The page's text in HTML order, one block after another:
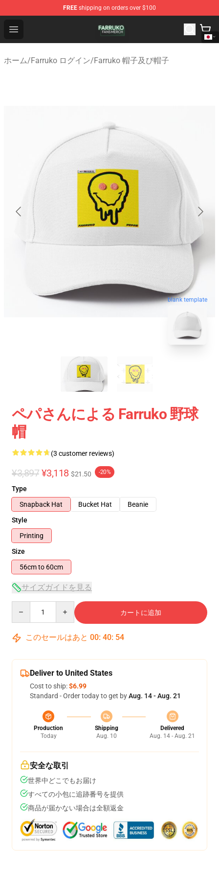
FREE shipping on orders over $100
Open menu
Farruko Shop - Official Farruko Merchandise Store
ホーム/Farruko ログイン/Farruko 帽子及び帽子
blank template
ペパさんによる Farruko 野球
帽
(3 customer reviews)
¥3,897 ¥3,118 $21.50 -20%
Type
Snapback Hat
Bucket Hat
Beanie
Style
Printing
Size
56cm to 60cm
サイズガイドを見る
カートに追加
このセールはあと 00: 40: 54
Deliver to United States
Cost to ship:$6.99
Standard - Order today to get byAug. 14 - Aug. 21
Production
Today
Shipping
Aug. 10
Delivered
Aug. 14 - Aug. 21
安全な取引
世界中どこでもお届け
すべての小包に追跡番号を提供
商品が届かない場合は全額返金